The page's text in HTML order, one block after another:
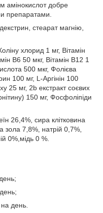
амінокислот добре
препаратами.
стеарат магнію,
хлорид 1 мг, Вітамін
В6 50 мкг, Вітамін В12 1
500 мкг, Фолієва
100 мг, L-Аргінін 100
25 мг, 2b екстракт соєвих
150 мг, Фосфоліпіди
26,4%, сира клітковина
зола 7,8%, натрій 0,7%,
0%,мідь 0 %.
день.